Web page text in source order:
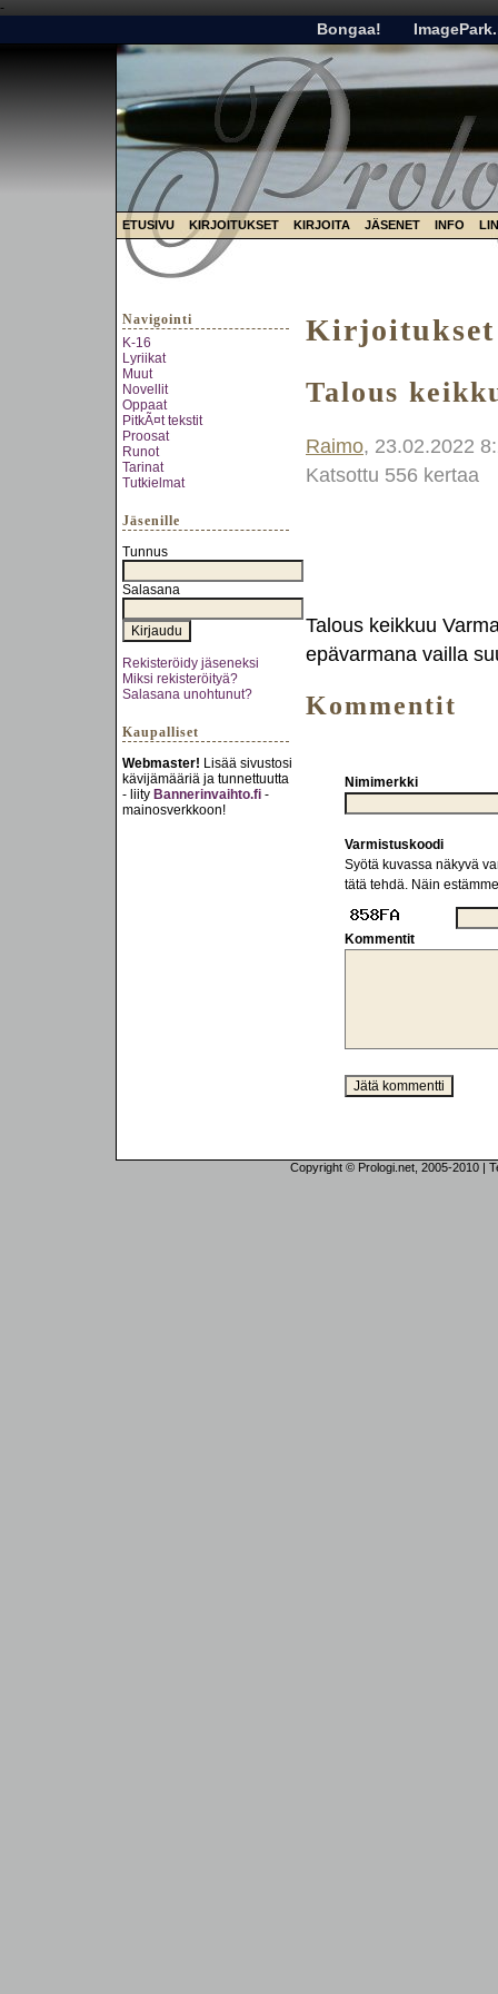
-
Bongaa!
ETUSIVU KIRJOITUKSET KIRJOITA JÄSENET INFO
Navigointi
K-16
Lyriikat
Muut
Novellit
Oppaat
PitkÃ¤t tekstit
Proosat
Runot
Tarinat
Tutkielmat
Jäsenille
Tunnus
Salasana
Rekisteröidy jäseneksi
Miksi rekisteröityä?
Salasana unohtunut?
Kaupalliset
Webmaster! Lisää sivustosi
kävijämääriä ja tunnettuutta
- liity Bannerinvaihto.fi -
mainosverkkoon!
Kirjoitukset
Talous
Raimo, 23.02.2022
Katsottu 556 kertaa
Talous keikkuu
epävarmana vailla
Kommentit
Nimimerkki
Varmistuskoodi
Syötä kuvassa näkyvä
tätä tehdä. Näin
Kommentit
Copyright © Prologi.net, 2005-2010 |